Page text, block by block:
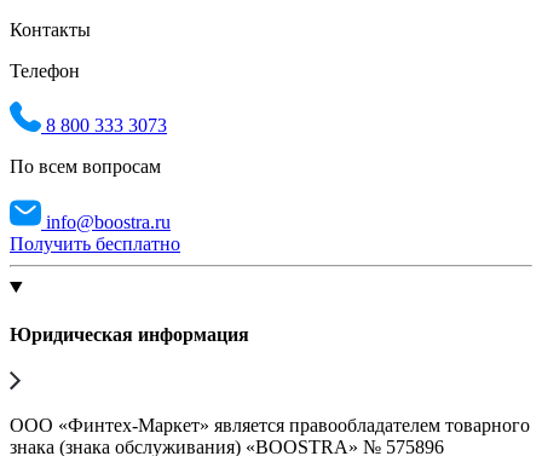
Контакты
Телефон
8 800 333 3073
По всем вопросам
info@boostra.ru
Получить бесплатно
Юридическая информация
ООО «Финтех-Маркет» является правообладателем товарного
знака (знака обслуживания) «BOOSTRA» № 575896